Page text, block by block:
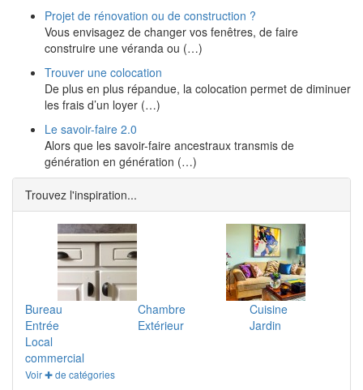
Projet de rénovation ou de construction ?
Vous envisagez de changer vos fenêtres, de faire
construire une véranda ou (…)
Trouver une colocation
De plus en plus répandue, la colocation permet de diminuer
les frais d’un loyer (…)
Le savoir-faire 2.0
Alors que les savoir-faire ancestraux transmis de
génération en génération (…)
Trouvez l'inspiration...
Bureau Chambre
Cuisine
Entrée
Extérieur
Jardin
Local
commercial
Voir ✚ de catégories